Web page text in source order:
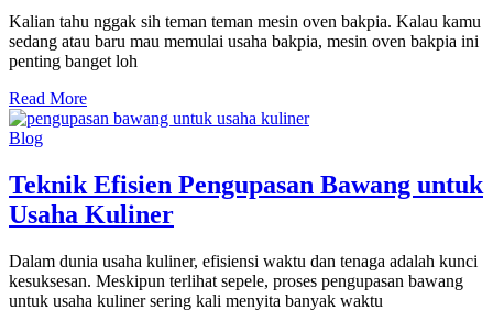
Kalian tahu nggak sih teman teman mesin oven bakpia. Kalau kamu
sedang atau baru mau memulai usaha bakpia, mesin oven bakpia ini
penting banget loh
Read More
Blog
Teknik Efisien Pengupasan Bawang untuk
Usaha Kuliner
Dalam dunia usaha kuliner, efisiensi waktu dan tenaga adalah kunci
kesuksesan. Meskipun terlihat sepele, proses pengupasan bawang
untuk usaha kuliner sering kali menyita banyak waktu